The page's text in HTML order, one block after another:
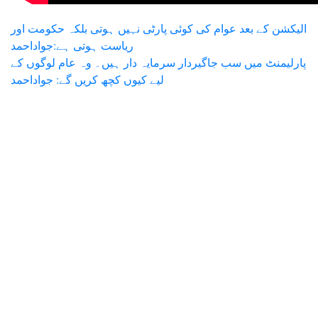
Post
navigation
الیکشن کے بعد عوام کی کوئی پارٹی نہیں ہوتی بلکہ حکومت اور
ریاست ہوتی ہے:جواداحمد
پارلیمنٹ میں سب جاگیردار سرمایہ دار ہیں۔ وہ عام لوگوں کے
لیے کیوں کچھ کریں گے: جواداحمد